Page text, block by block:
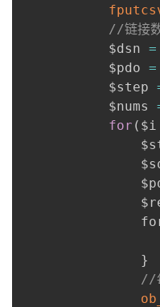
//链接
           $dsn
=
           $pdo
=
           $step
           $nums
for ( $i
}
//